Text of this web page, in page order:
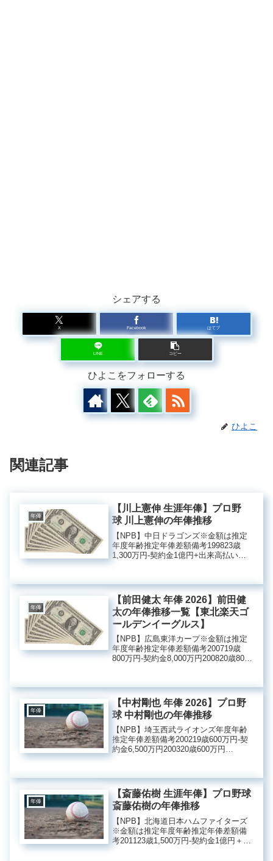
シェアする
X Facebook はてブ
LINE コピー
ひよこをフォローする
ひよこ
関連記事
年俸
【川上憲伸 生涯年俸】プロ野
球 川上憲伸の年俸推移
【NPB】中日ドラゴンズ※金額は推定
年度年齢推定年俸差額備考199823歳
1,300万円‐契約金1億円+出来高払い
200126歳4,500万...
年俸
【前田健太 年俸 2026】前田健
太の年俸推移一覧【東北楽天ゴ
ールデンイーグルス】
【NPB】広島東洋カープ※金額は推定
年度年齢推定年俸差額備考200719歳
800万円‐契約金8,000万円200820歳800
歳1億5...
年俸
【中村剛也 年俸 2026】プロ野
球 中村剛也の年俸推移
【NPB】埼玉西武ライオンズ年度年齢
推定年俸差額備考200219歳600万円‐契
約金6,500万円200320歳600万円
円20072...
年俸
【斎藤佑樹 生涯年俸】プロ野球
斎藤佑樹の年俸推移
【NPB】北海道日本ハムファイターズ
※金額は推定年度年齢推定年俸差額備
考201123歳1,500万円‐契約金1億円＋出